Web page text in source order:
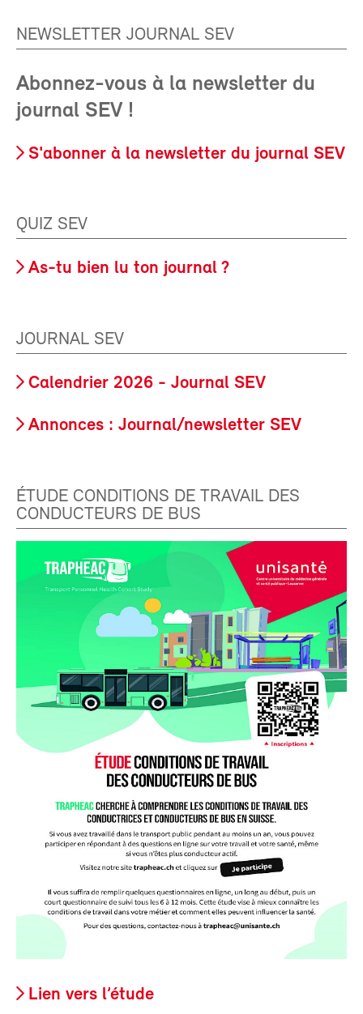
NEWSLETTER JOURNAL SEV
Abonnez-vous à la newsletter du
journal SEV !
S'abonner à la newsletter du journal SEV
QUIZ SEV
As-tu bien lu ton journal ?
JOURNAL SEV
Calendrier 2026 - Journal SEV
Annonces : Journal/newsletter SEV
ÉTUDE CONDITIONS DE TRAVAIL DES
CONDUCTEURS DE BUS
Lien vers l’étude